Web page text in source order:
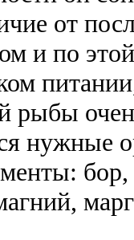
от
и по
рыбы
нужные